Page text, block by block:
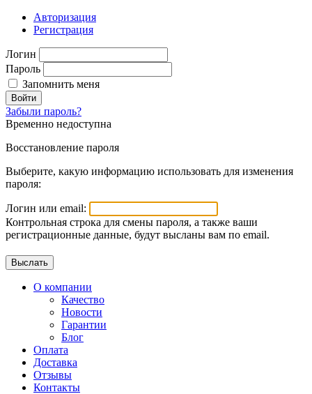
Авторизация
Регистрация
Логин
Пароль
Запомнить меня
Войти
Забыли пароль?
Временно недоступна
Восстановление пароля
Выберите, какую информацию использовать для изменения
пароля:
Логин или email:
Контрольная строка для смены пароля, а также ваши
регистрационные данные, будут высланы вам по email.
О компании
Качество
Новости
Гарантии
Блог
Оплата
Доставка
Отзывы
Контакты